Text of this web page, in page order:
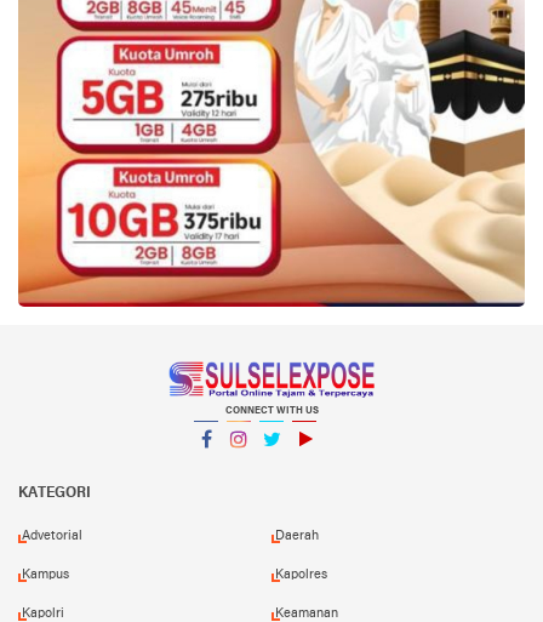
CONNECT WITH US
KATEGORI
Advetorial Daerah
Kampus Kapolres
Kapolri Keamanan